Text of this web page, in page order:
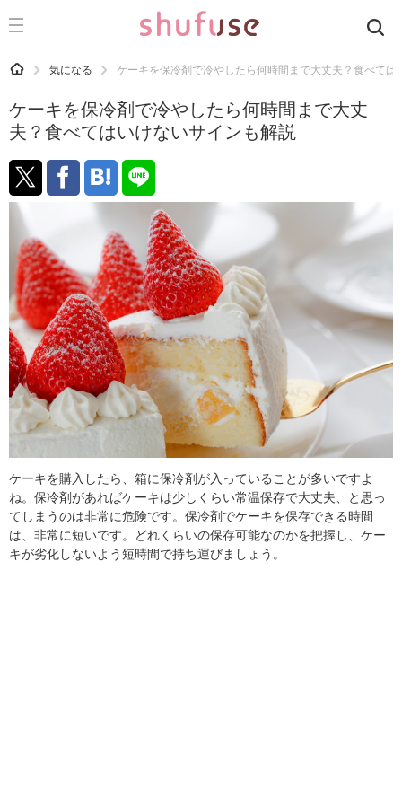
CATEGORY 記事カテゴリ
運気
洗濯
生活の知恵
掃除
マナー
趣味
食材辞典
おすすめ
HOME 気になる ケーキを保冷剤で冷やしたら何時間まで大丈夫？食べては
ケーキを保冷剤で冷やしたら何時間まで大丈
夫？食べてはいけないサインも解説
ケーキを購入したら、箱に保冷剤が入っていることが多いですよ
ね。保冷剤があればケーキは少しくらい常温保存で大丈夫、と思っ
てしまうのは非常に危険です。保冷剤でケーキを保存できる時間
は、非常に短いです。どれくらいの保存可能なのかを把握し、ケー
キが劣化しないよう短時間で持ち運びましょう。